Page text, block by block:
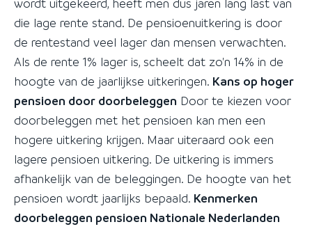
wordt uitgekeerd, heeft men dus jaren lang last van
die lage rente stand. De pensioenuitkering is door
de rentestand veel lager dan mensen verwachten.
Als de rente 1% lager is, scheelt dat zo'n 14% in de
hoogte van de jaarlijkse uitkeringen. Kans op hoger
pensioen door doorbeleggen Door te kiezen voor
doorbeleggen met het pensioen kan men een
hogere uitkering krijgen. Maar uiteraard ook een
lagere pensioen uitkering. De uitkering is immers
afhankelijk van de beleggingen. De hoogte van het
pensioen wordt jaarlijks bepaald. Kenmerken
doorbeleggen pensioen Nationale Nederlanden